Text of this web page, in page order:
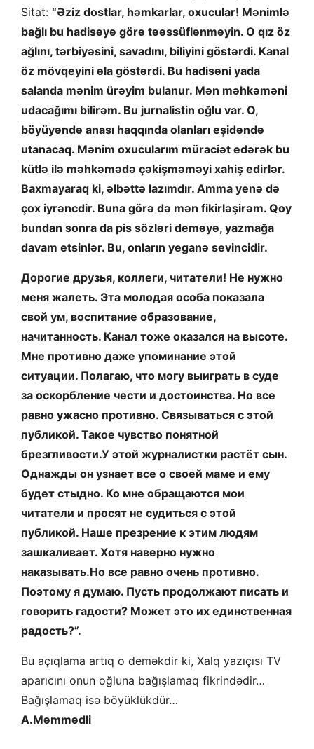
Sitat: “Əziz dostlar, həmkarlar, oxucular! Mənimlə
bağlı bu hadisəyə görə təəssüflənməyin. O qız öz
ağlını, tərbiyəsini, savadını, biliyini göstərdi. Kanal
öz mövqeyini əla göstərdi. Bu hadisəni yada
salanda mənim ürəyim bulanur. Mən məhkəməni
udacağımı bilirəm. Bu jurnalistin oğlu var. O,
böyüyəndə anası haqqında olanları eşidəndə
utanacaq. Mənim oxucularım müraciət edərək bu
kütlə ilə məhkəmədə çəkişməməyi xahiş edirlər.
Baxmayaraq ki, əlbəttə lazımdır. Amma yenə də
çox iyrəncdir. Buna görə də mən fikirləşirəm. Qoy
bundan sonra da pis sözləri deməyə, yazmağa
davam etsinlər. Bu, onların yeganə sevincidir.
​Дорогие друзья, коллеги, читатели! Не нужно
меня жалеть. Эта молодая особа показала
свой ум, воспитание образование,
начитанность. Канал тоже оказался на высоте.
Мне противно даже упоминание этой
ситуации. Полагаю, что могу выиграть в суде
за оскорбление чести и достоинства. Но все
равно ужасно противно. Связываться с этой
публикой. Такое чувство понятной
брезгливости.У этой журналистки растёт сын.
Однажды он узнает все о своей маме и ему
будет стыдно. Ко мне обращаются мои
читатели и просят не судиться с этой
публикой. Наше презрение к этим людям
зашкаливает. Хотя наверно нужно
наказывать.Но все равно очень противно.
Поэтому я думаю. Пусть продолжают писать и
говорить гадости? Может это их единственная
радость?”.
Bu açıqlama artıq o deməkdir ki, Xalq yazıçısı TV
aparıcını onun oğluna bağışlamaq fikrindədir…
Bağışlamaq isə böyüklükdür…
A.Məmmədli